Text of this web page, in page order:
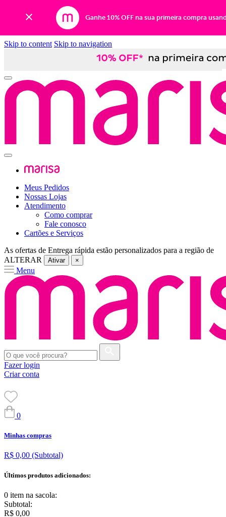
Ganhe 10% OFF na sua primeira compra
Skip to content Skip to navigation
Meus Pedidos
Nossas Lojas
Atendimento
Como comprar
Fale conosco
Cartões e Serviços
As ofertas de Entrega rápida estão personalizados para a região de
ALTERAR
Ativar ×
Menu
Fazer login
Criar conta
0
Minhas compras
R$ 0,00 (Subtotal)
Últimos produtos adicionados:
0 item na sacola:
Subtotal:
R$ 0,00